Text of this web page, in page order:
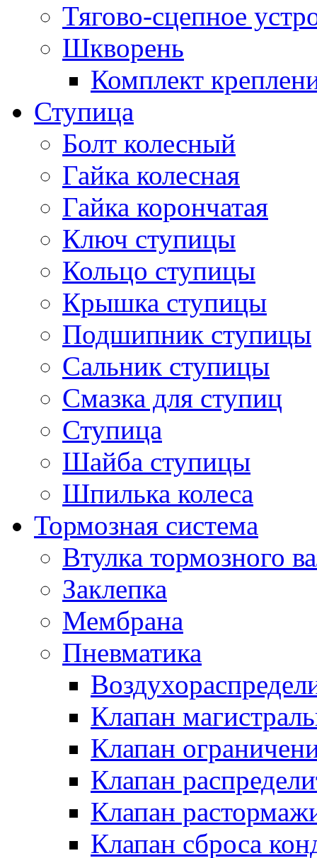
Тягово-сцепное
Шкворень
Комплект
Ступица
Болт колесный
Гайка колесная
Гайка корончатая
Ключ ступицы
Кольцо ступицы
Крышка ступицы
Подшипник ступицы
Сальник ступицы
Смазка для ступиц
Ступица
Шайба ступицы
Шпилька колеса
Тормозная система
Втулка тормозного
Заклепка
Мембрана
Пневматика
Клапан
Клапан
Клапан
Клапан
Клапан сброса